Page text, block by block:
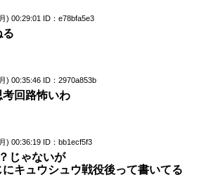
) 00:29:01 ID：e78bfa5e3
る
) 00:35:46 ID：2970a853b
回路怖いわ
) 00:36:19 ID：bb1ecf5f3
じゃないが
キュウシュウ戦役後って書いてる